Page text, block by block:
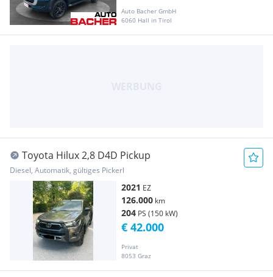
Auto Bacher GmbH
6060 Hall in Tirol
Toyota Hilux 2,8 D4D Pickup
Diesel, Automatik, gültiges Pickerl
2021 EZ
126.000 km
204 PS (150 kW)
Privat
8053 Graz
€ 42.000